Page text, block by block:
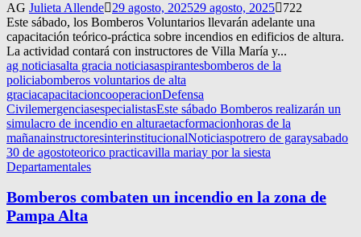
AG Julieta Allende 29 agosto, 202529 agosto, 2025
722
Este sábado, los Bomberos Voluntarios llevarán adelante una
capacitación teórico-práctica sobre incendios en edificios de altura.
La actividad contará con instructores de Villa María y...
ag noticiasalta gracia noticiasaspirantesbomberos de la
policiabomberos voluntarios de alta
graciacapacitacioncooperacionDefensa
CivilemergenciasespecialistasEste sábado Bomberos realizarán un
simulacro de incendio en alturaetacformacionhoras de la
mañanainstructoresinterinstitucionalNoticiaspotrero de garaysabado
30 de agostoteorico practicavilla mariay por la siesta
Departamentales
Bomberos combaten un incendio en la zona de
Pampa Alta